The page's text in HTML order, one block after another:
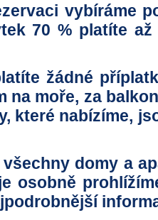
vybíráme
70 % platíte
žádné
na moře, za
které nabízíme,
domy a
osobně